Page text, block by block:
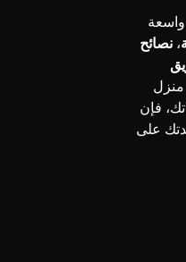
، نصائح
فإن
على